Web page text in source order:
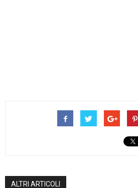
ALTRI ARTICOLI